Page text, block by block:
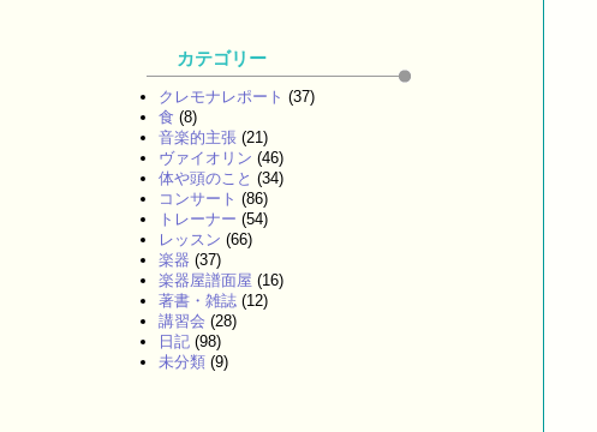
カテゴリー
クレモナレポート (37)
食 (8)
音楽的主張 (21)
ヴァイオリン (46)
体や頭のこと (34)
コンサート (86)
トレーナー (54)
レッスン (66)
楽器 (37)
楽器屋譜面屋 (16)
著書・雑誌 (12)
講習会 (28)
日記 (98)
未分類 (9)